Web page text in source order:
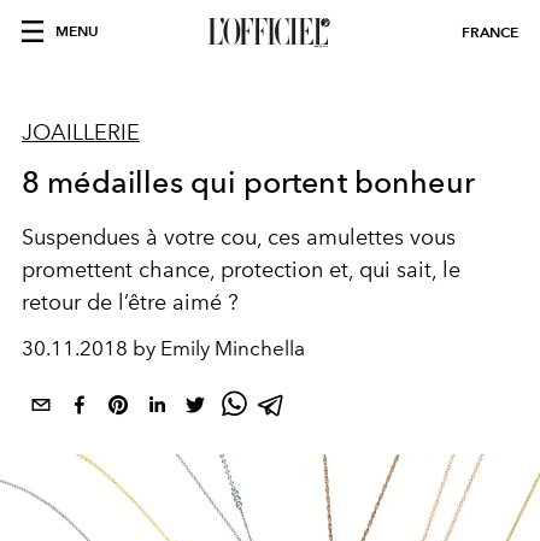
MENU FRANCE
JOAILLERIE
8 médailles qui portent bonheur
Suspendues à votre cou, ces amulettes vous
promettent chance, protection et, qui sait, le
retour de l’être aimé ?
30.11.2018 by Emily Minchella